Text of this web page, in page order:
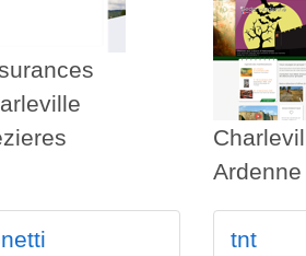
Ardenne
tnt